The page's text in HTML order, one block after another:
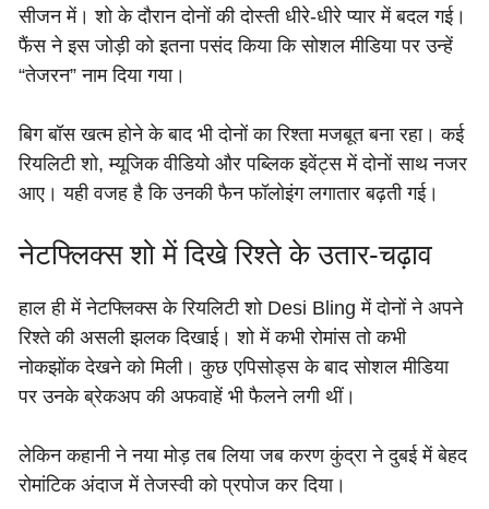
सीजन में। शो के दौरान दोनों की दोस्ती धीरे-धीरे प्यार में बदल गई।
फैंस ने इस जोड़ी को इतना पसंद किया कि सोशल मीडिया पर उन्हें
“तेजरन” नाम दिया गया।
बिग बॉस खत्म होने के बाद भी दोनों का रिश्ता मजबूत बना रहा। कई
रियलिटी शो, म्यूजिक वीडियो और पब्लिक इवेंट्स में दोनों साथ नजर
आए। यही वजह है कि उनकी फैन फॉलोइंग लगातार बढ़ती गई।
नेटफ्लिक्स शो में दिखे रिश्ते के उतार-चढ़ाव
हाल ही में नेटफ्लिक्स के रियलिटी शो Desi Bling में दोनों ने अपने
रिश्ते की असली झलक दिखाई। शो में कभी रोमांस तो कभी
नोकझोंक देखने को मिली। कुछ एपिसोड्स के बाद सोशल मीडिया
पर उनके ब्रेकअप की अफवाहें भी फैलने लगी थीं।
लेकिन कहानी ने नया मोड़ तब लिया जब करण कुंद्रा ने दुबई में बेहद
रोमांटिक अंदाज में तेजस्वी को प्रपोज कर दिया।